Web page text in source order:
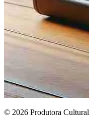
© 2026 Produtora Cultural